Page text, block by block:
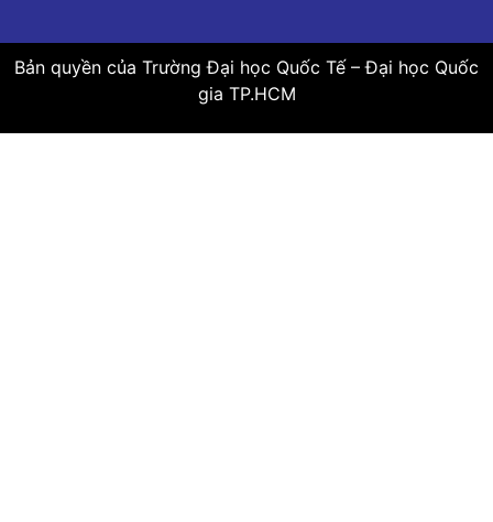
Bản quyền của Trường Đại học Quốc Tế – Đại học Quốc
gia TP.HCM